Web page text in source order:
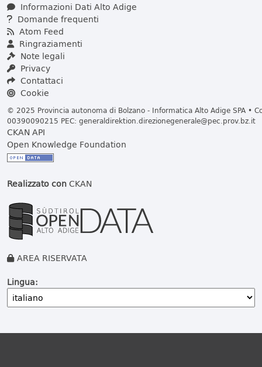
Informazioni Dati Alto Adige
Domande frequenti
Atom Feed
Ringraziamenti
Note legali
Privacy
Contattaci
Cookie
© 2025 Provincia autonoma di Bolzano - Informatica Alto Adige SPA •
00390090215 PEC: generaldirektion.direzionegenerale@pec.prov.bz.it
CKAN API
Open Knowledge Foundation
Realizzato conCKAN
AREA RISERVATA
Lingua